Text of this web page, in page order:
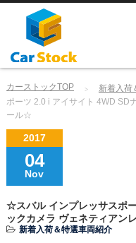
カーストックTOP 新着入荷
ポーツ 2.0 i アイサイト 4WD SD
ール☆
2017
04
Nov
☆スバル インプレッサスポ
ックカメラ ヴェネティアン
新着入荷＆特選車両紹介